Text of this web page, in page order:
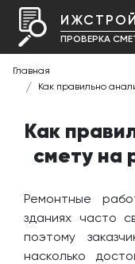
ПРОВЕРКА
Главная
Как правильно
Как
смету на
Ремонтные
зданиях часто
поэтому
насколько